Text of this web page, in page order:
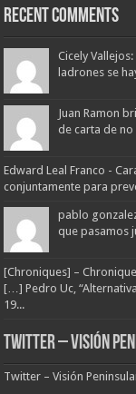
Recent Comments
Cicely
ladrones se
Juan Ramon
de carta de
Edward Leal Franco -
conjuntamente para
pablo
que pasamos
[Chroniques] –
[…] Pedro Uc,
19...
Twitter – Visión
Twitter – Visión